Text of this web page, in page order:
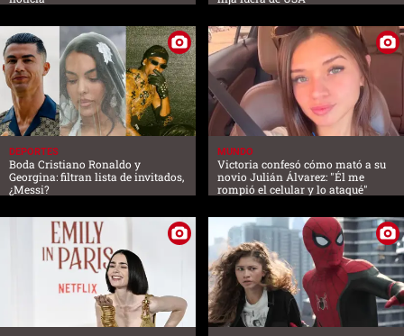
DEPORTES
Boda Cristiano Ronaldo y
Georgina: filtran lista de invitados,
¿Messi?
MUNDO
Victoria confesó cómo mató a su
novio Julián Álvarez: "Él me
rompió el celular y lo ataqué"